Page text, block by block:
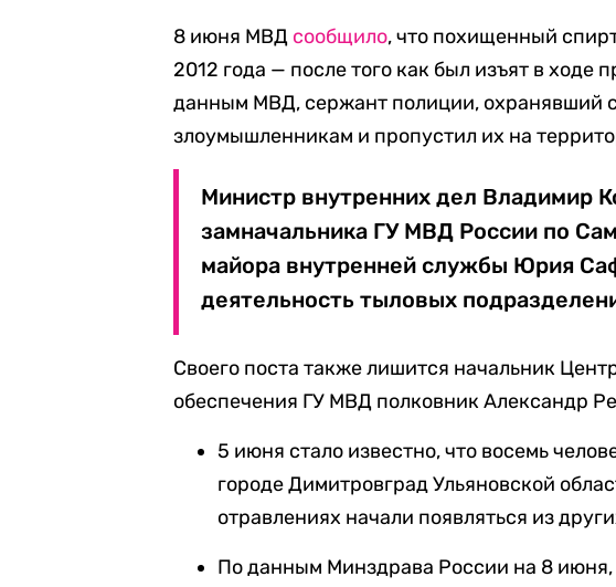
8 июня МВД сообщило, что похищенный
2012 года — после того как был изъят в
данным МВД, сержант полиции, охранявший
злоумышленникам и пропустил их на
Министр внутренних дел Владимир
замначальника ГУ МВД России по
майора внутренней службы Юрия
деятельность тыловых
Своего поста также лишится начальник
обеспечения ГУ МВД полковник Александр
5 июня стало известно, что восемь
городе Димитровград Ульяновской
отравлениях начали появляться из
По данным Минздрава России на 8